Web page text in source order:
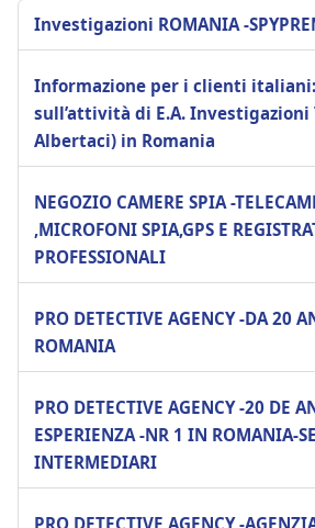
Investigazioni ROMANIA -
Informazione per i clienti
sull’attività di E.A. Investigazioni
Albertaci) in Romania
NEGOZIO CAMERE SPIA -
,MICROFONI SPIA,GPS E
PROFESSIONALI
PRO DETECTIVE AGENCY -DA 20
ROMANIA
PRO DETECTIVE AGENCY -20 DE
ESPERIENZA -NR 1 IN ROMANIA-
INTERMEDIARI